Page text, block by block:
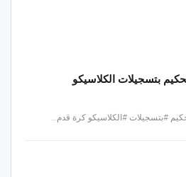
بتسجيلات الكلاسيكو
#بتسجيلات #الكلاسيكو كرة قدم…